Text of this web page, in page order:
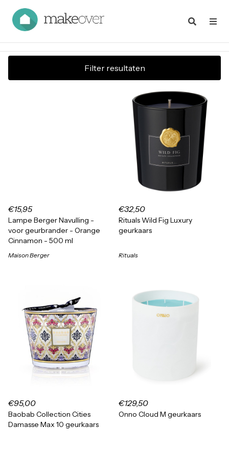
Filter resultaten
€15,95
Lampe Berger Navulling -
voor geurbrander - Orange
Cinnamon - 500 ml
Maison Berger
€32,50
Rituals Wild Fig Luxury
geurkaars
Rituals
€95,00
Baobab Collection Cities
Damasse Max 10 geurkaars
€129,50
Onno Cloud M geurkaars